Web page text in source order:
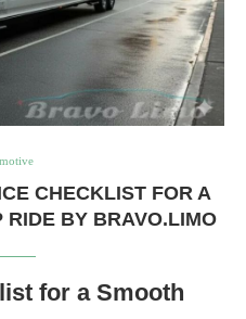
CHECKLIST FOR A
RIDE BY BRAVO.LIMO
for a Smooth